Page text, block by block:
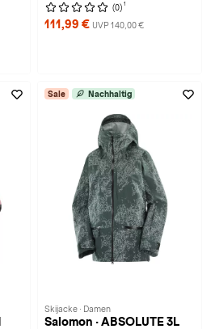
(0) 1
111,99 € UVP 140,00 €
Sale Nachhaltig
Skijacke · Damen
Salomon · ABSOLUTE 3L